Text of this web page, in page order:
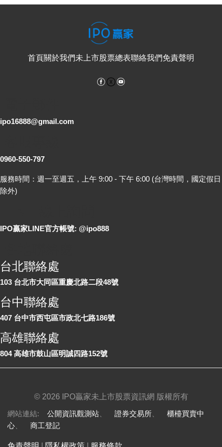
首頁關於我們未上市股票總表聯絡我們免責聲明
Facebook
ipo16888@gmail.com
0960-550-797
服務時間：週一至週五，上午 9:00 - 下午 6:00 (台灣時間，國定假日
除外)
IPO贏家LINE官方帳號: @ipo888
台北聯絡處
103 台北市大同區重慶北路二段48號
台中聯絡處
407 台中市西屯區市政北七路186號
高雄聯絡處
804 高雄市鼓山區明誠四路152號
© 2026 IPO贏家未上市股票資訊網 版權所有
網站連結: 公開資訊觀測站 證券交易所
櫃檯買賣中
心
商工登記